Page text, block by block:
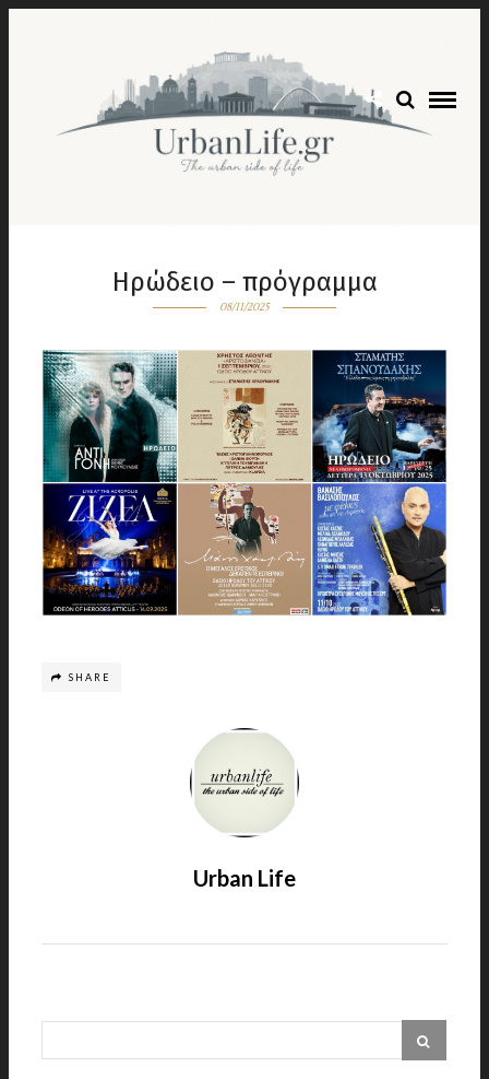
Ηρώδειο – πρόγραμμα
08/11/2025
SHARE
Urban Life